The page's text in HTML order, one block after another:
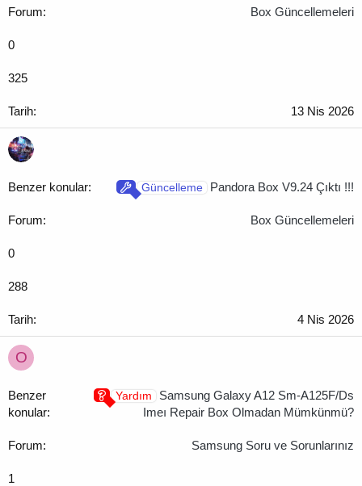
:
Box Güncellemeleri
0
325
13 Nis 2026
Güncelleme Pandora Box V9.24 Çıktı !!!
Box Güncellemeleri
0
288
4 Nis 2026
O
Yardım
Samsung Galaxy A12 Sm-A125F/Ds
Imeı Repair Box Olmadan Mümkünmü?
Samsung Soru ve Sorunlarınız
1